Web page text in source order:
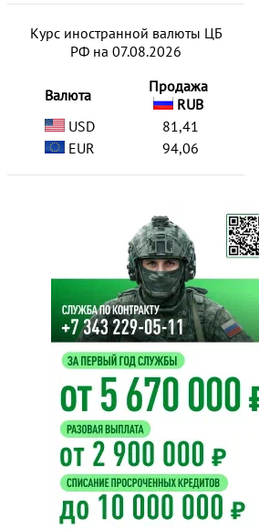
Курс иностранной валюты ЦБ
РФ на 07.08.2026
Валюта
Продажа
RUB
USD
81,41
EUR
94,06